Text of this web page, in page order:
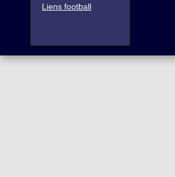
Liens football